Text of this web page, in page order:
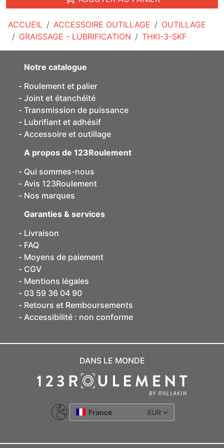
ACCUEIL ACCESSOIRE OUTILLAGE
OUTILLAGE
GRAISSAGE - LUBRIFICATION
THKI-3-SKF
Notre catalogue
Roulement et palier
Joint et étanchéité
Transmission de puissance
Lubrifiant et adhésif
Accessoire et outillage
A propos de 123Roulement
Qui sommes-nous
Avis 123Roulement
Nos marques
Garanties & services
Livraison
FAQ
Moyens de paiement
CGV
Mentions légales
03 59 36 04 90
Retours et Remboursements
Accessibilité : non conforme
DANS LE MONDE
France EUR